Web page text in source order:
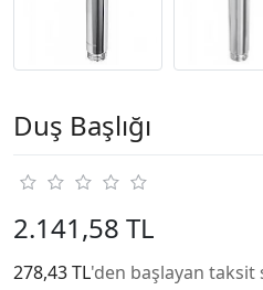
Duş Başlığı
2.141,58 TL
278,43 TL'den başlayan taksit